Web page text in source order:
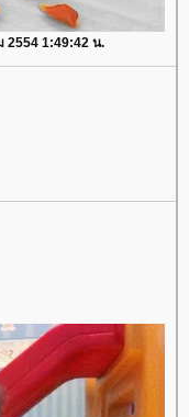
2554 1:49:42 น.